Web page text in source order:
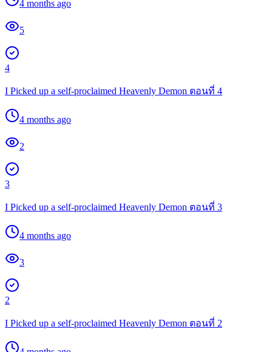
4 months ago
5
4
I Picked up a self-proclaimed Heavenly Demon ตอนที่ 4
4 months ago
2
3
I Picked up a self-proclaimed Heavenly Demon ตอนที่ 3
4 months ago
3
2
I Picked up a self-proclaimed Heavenly Demon ตอนที่ 2